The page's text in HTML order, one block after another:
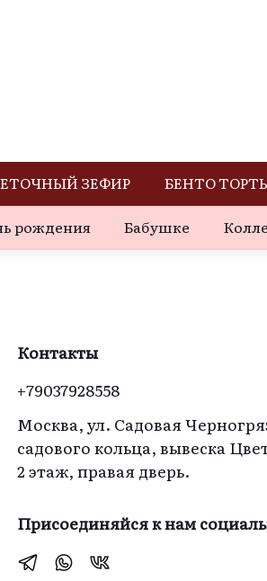
ЗЕФИР БЕНТО
рождения Бабушке
Контакты
+79037928558
Москва, ул. Садовая
садового кольца, вывеска
2 этаж, правая дверь.
Присоединяйся к нам